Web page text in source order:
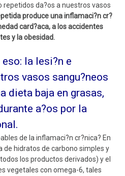
da?os a nuestros vasos
produce una inflamaci?n cr?
card?aca, a los accidentes
y la obesidad.
la lesi?n e
vasos sangu?neos
dieta baja en grasas,
a?os por la
de la inflamaci?n cr?nica? En
de hidratos de carbono simples y
los productos derivados) y el
vegetales con omega-6, tales